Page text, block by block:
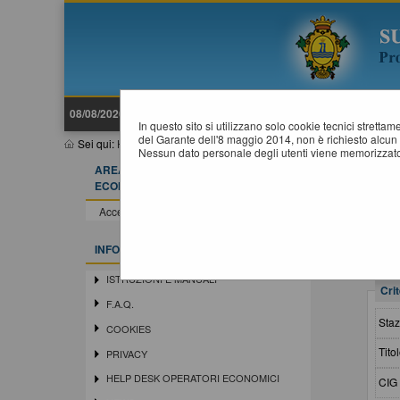
08/08/2026 10:25
Sei qui: Home»Procedure d'appalto e contratti» Avvisi di
In questo sito si utilizzano solo cookie tecnici
del Garante dell'8 maggio 2014, non è richiesto
Nessun dato personale degli utenti viene
AREA RISERVATA OPERATORE
ECONOMICO
Accedi - Registrati
INFORMAZIONI
ISTRUZIONI E MANUALI
F.A.Q.
COOKIES
PRIVACY
HELP DESK OPERATORI ECONOMICI
CIG